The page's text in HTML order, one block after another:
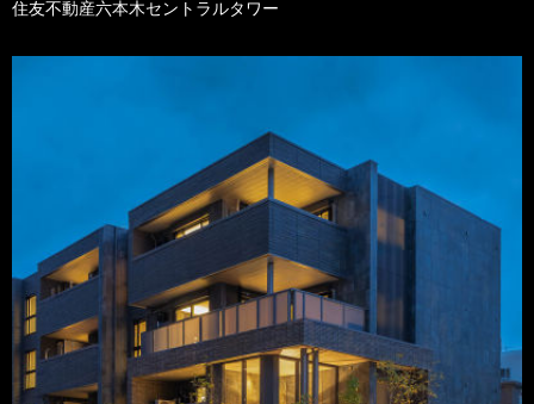
住友不動産六本木セントラルタワー